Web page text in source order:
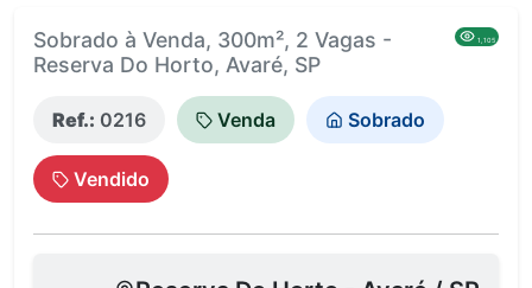
Sobrado à Venda, 300m², 2 Vagas -
Reserva Do Horto, Avaré, SP
1,105
Ref.: 0216 Venda Sobrado
Vendido